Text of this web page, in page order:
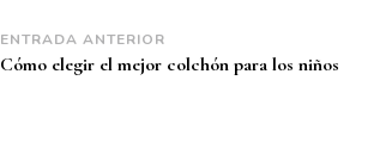
Navegación
de
ENTRADA ANTERIOR
Cómo elegir el mejor colchón para los niños